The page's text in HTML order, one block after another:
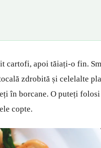
cartofi, apoi tăiați-o fin.
zdrobită și celelalte
în borcane. O puteți
copte.